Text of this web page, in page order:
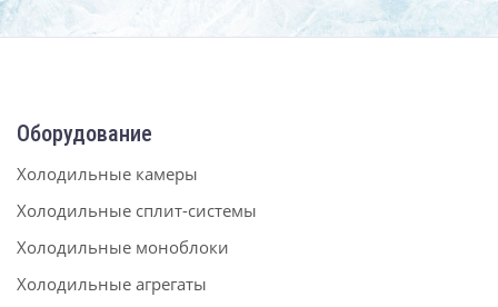
Оборудование
Холодильные камеры
Холодильные сплит-системы
Холодильные моноблоки
Холодильные агрегаты